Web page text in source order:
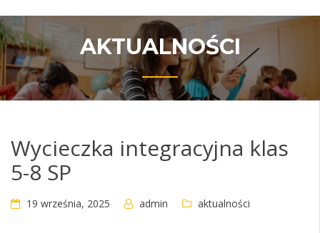
AKTUALNOŚCI
Wycieczka integracyjna klas
5-8 SP
19 września, 2025 admin aktualności